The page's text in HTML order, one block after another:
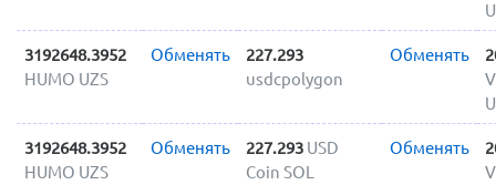
3192648.3952
HUMO UZS
Обменять
227.293
usdcpolygon
Обменять
3192648.3952
HUMO UZS
Обменять 227.293 USD
Coin SOL
Обменять